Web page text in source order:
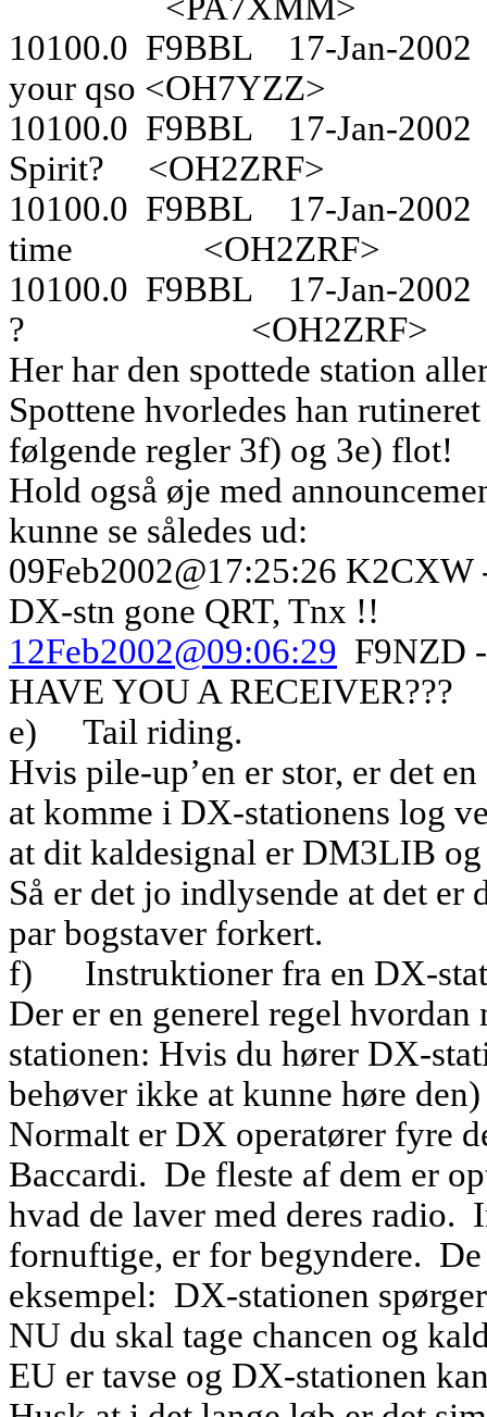
10100.0 F9BBL
17-Jan-2002
your qso <OH7YZZ>
10100.0 F9BBL
17-Jan-2002
Spirit?
<OH2ZRF>
10100.0 F9BBL
17-Jan-2002
time
<OH2ZRF>
10100.0 F9BBL
17-Jan-2002
?
<OH2ZRF>
Her har den spottede station
Spottene hvorledes han
følgende regler 3f) og 3e) flot!
Hold også øje med
kunne se således ud:
09Feb2002@17:25:26
DX-stn gone QRT, Tnx !!
12Feb2002@09:06:29 F9NZD
HAVE YOU A RECEIVER???
e)
Tail riding.
Hvis pile-up’en er stor, er det
at komme i DX-stationens log
at dit kaldesignal er DM3LIB
Så er det jo indlysende at det er
par bogstaver forkert.
f)
Instruktioner fra en DX-
Der er en generel regel
stationen: Hvis du hører DX-
behøver ikke at kunne høre
Normalt er DX operatører fyre
Baccardi. De fleste af dem er
hvad de laver med deres radio.
fornuftige, er for begyndere.
eksempel: DX-stationen
NU du skal tage chancen og
EU er tavse og DX-stationen